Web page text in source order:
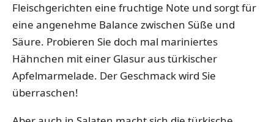
Fleischgerichten eine fruchtige Note und sorgt für
eine angenehme Balance zwischen Süße und
Säure. Probieren Sie doch mal mariniertes
Hähnchen mit einer Glasur aus türkischer
Apfelmarmelade. Der Geschmack wird Sie
überraschen!